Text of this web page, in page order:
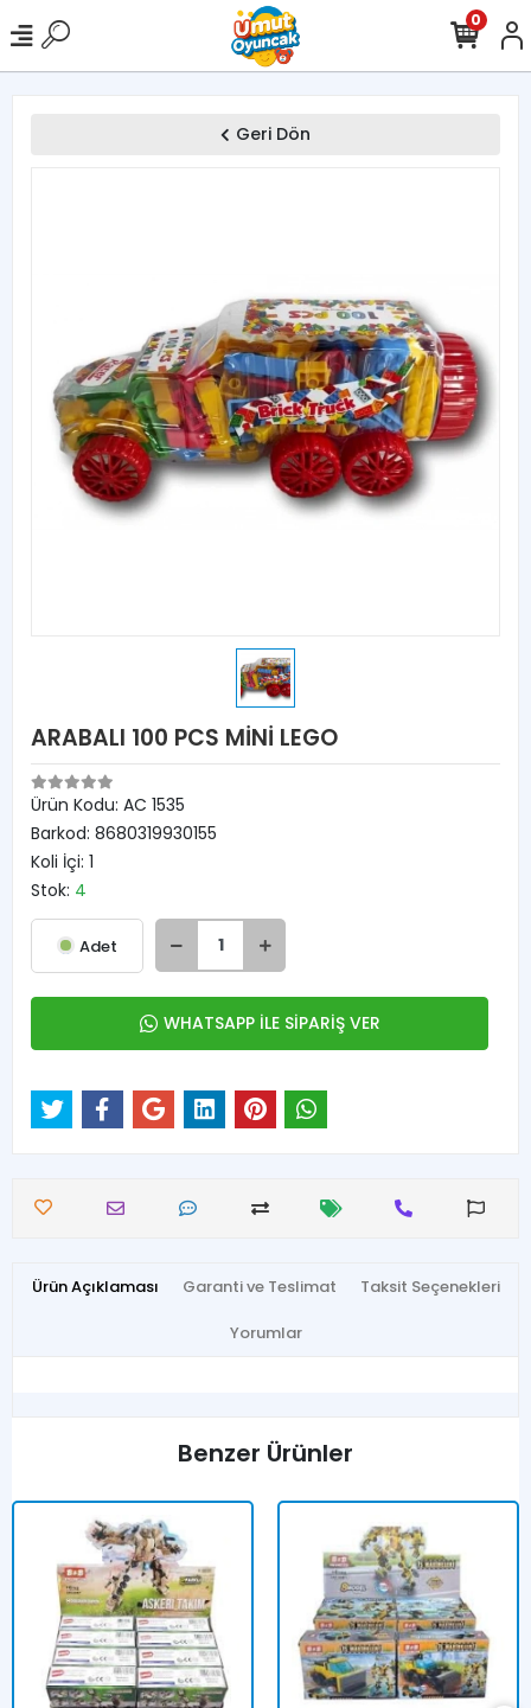
0
Geri Dön
ARABALI 100 PCS MİNİ LEGO
Ürün Kodu: AC 1535
Barkod: 8680319930155
Koli İçi: 1
Stok: 4
Adet
WHATSAPP İLE SİPARİŞ VER
Ürün Açıklaması Garanti ve Teslimat Taksit Seçenekleri
Yorumlar
Benzer Ürünler